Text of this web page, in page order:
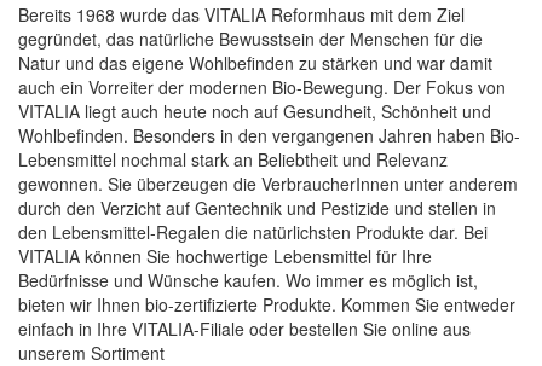
Bereits 1968 wurde das VITALIA Reformhaus mit dem Ziel
gegründet, das natürliche Bewusstsein der Menschen für die
Natur und das eigene Wohlbefinden zu stärken und war damit
auch ein Vorreiter der modernen Bio-Bewegung. Der Fokus von
VITALIA liegt auch heute noch auf Gesundheit, Schönheit und
Wohlbefinden. Besonders in den vergangenen Jahren haben Bio-
Lebensmittel nochmal stark an Beliebtheit und Relevanz
gewonnen. Sie überzeugen die VerbraucherInnen unter anderem
durch den Verzicht auf Gentechnik und Pestizide und stellen in
den Lebensmittel-Regalen die natürlichsten Produkte dar. Bei
VITALIA können Sie hochwertige Lebensmittel für Ihre
Bedürfnisse und Wünsche kaufen. Wo immer es möglich ist,
bieten wir Ihnen bio-zertifizierte Produkte. Kommen Sie entweder
einfach in Ihre VITALIA-Filiale oder bestellen Sie online aus
unserem Sortiment